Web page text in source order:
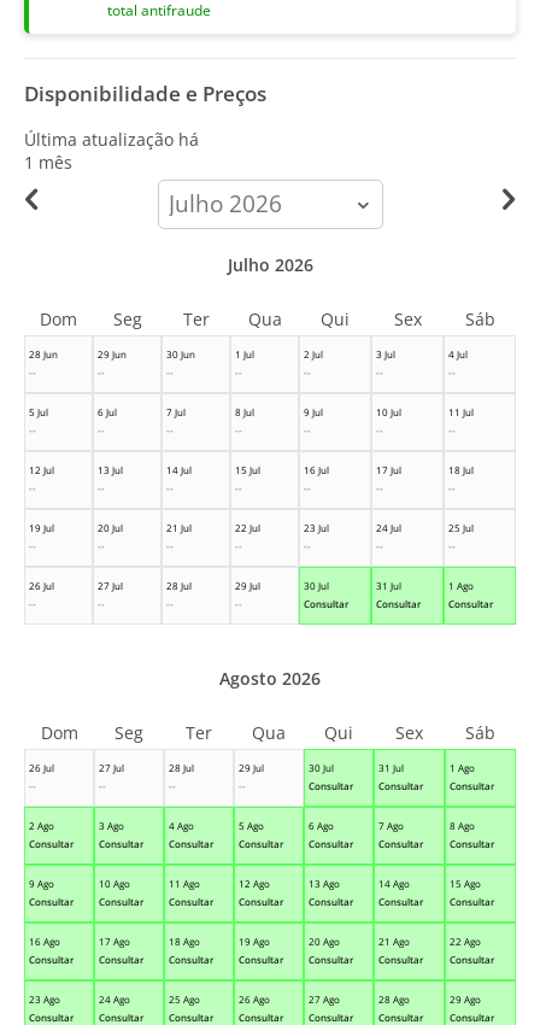
total antifraude
Disponibilidade e Preços
Última atualização há
1 mês
calendar-
month
28 Jun
--
29 Jun
--
30 Jun
--
1 Jul
--
2 Jul
--
3 Jul
--
4 Jul
--
5 Jul
--
6 Jul
--
7 Jul
--
8 Jul
--
9 Jul
--
10 Jul
--
11 Jul
--
12 Jul
--
13 Jul
--
14 Jul
--
15 Jul
--
16 Jul
--
17 Jul
--
18 Jul
--
19 Jul
--
20 Jul
--
21 Jul
--
22 Jul
--
23 Jul
--
24 Jul
--
25 Jul
--
26 Jul
--
27 Jul
--
28 Jul
--
29 Jul
--
30 Jul
Consultar
31 Jul
Consultar
1 Ago
Consultar
Julho 2026
Dom Seg Ter Qua Qui Sex Sáb
26 Jul
--
27 Jul
--
28 Jul
--
29 Jul
--
30 Jul
Consultar
31 Jul
Consultar
1 Ago
Consultar
2 Ago
Consultar
3 Ago
Consultar
4 Ago
Consultar
5 Ago
Consultar
6 Ago
Consultar
7 Ago
Consultar
8 Ago
Consultar
9 Ago
Consultar
10 Ago
Consultar
11 Ago
Consultar
12 Ago
Consultar
13 Ago
Consultar
14 Ago
Consultar
15 Ago
Consultar
16 Ago
Consultar
17 Ago
Consultar
18 Ago
Consultar
19 Ago
Consultar
20 Ago
Consultar
21 Ago
Consultar
22 Ago
Consultar
23 Ago
Consultar
24 Ago
Consultar
25 Ago
Consultar
26 Ago
Consultar
27 Ago
Consultar
28 Ago
Consultar
29 Ago
Consultar
Agosto 2026
Dom Seg Ter Qua Qui Sex Sáb